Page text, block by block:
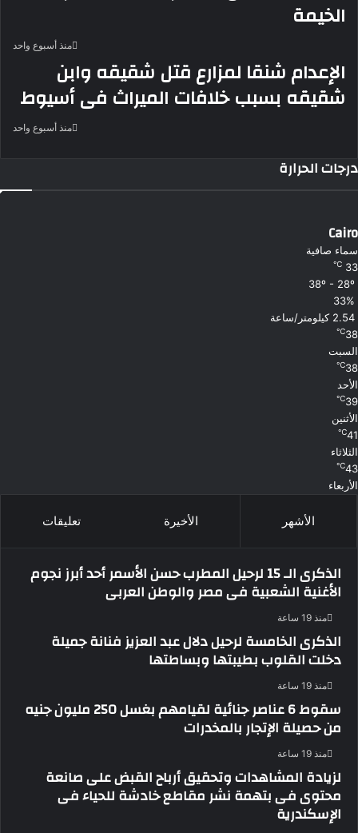
الخيمة
منذ أسبوع واحد
الإعدام شنقا لمزارع قتل شقيقه وابن
شقيقه بسبب خلافات الميراث فى أسيوط
منذ أسبوع واحد
درجات الحرارة
Cairo
سماء صافية
33
℃
33%
2.54 كيلومتر/ساعة
38
℃
السبت
38
℃
الأحد
39
℃
الأثنين
41
℃
الثلاثاء
43
℃
الأربعاء
الأشهر الأخيرة تعليقات
الذكرى الـ 15 لرحيل المطرب حسن الأسمر أحد أبرز نجوم
الأغنية الشعبية فى مصر والوطن العربى
منذ 19 ساعة
الذكرى الخامسة لرحيل دلال عبد العزيز فنانة جميلة
دخلت القلوب بطيبتها وبساطتها
منذ 19 ساعة
سقوط 6 عناصر جنائية لقيامهم بغسل 250 مليون جنيه
من حصيلة الإتجار بالمخدرات
منذ 19 ساعة
لزيادة المشاهدات وتحقيق أرباح القبض على صانعة
محتوى فى بتهمة نشر مقاطع خادشة للحياء فى
الإسكندرية